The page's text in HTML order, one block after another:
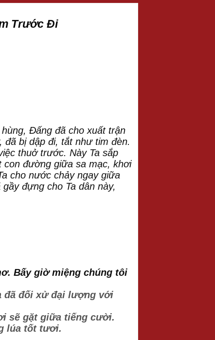
Trước Đi
Đấng đã cho xuất trận
đã bị dập đi, tắt như tim đèn.
thuở trước. Này Ta sắp
con đường giữa sa mạc, khơi
cho nước chảy ngay giữa
đựng cho Ta dân này,
Bấy giờ miệng chúng tôi
đã đối xử đại lượng với
sẽ gặt giữa tiếng cười.
lúa tốt tươi.